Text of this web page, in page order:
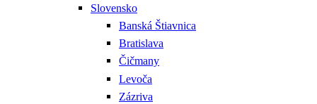
Slovensko
Banská Štiavnica
Bratislava
Čičmany
Levoča
Zázriva